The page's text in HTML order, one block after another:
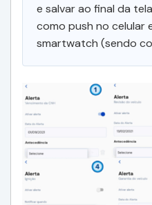
e salvar ao final da
como push no celular
smartwatch (sendo